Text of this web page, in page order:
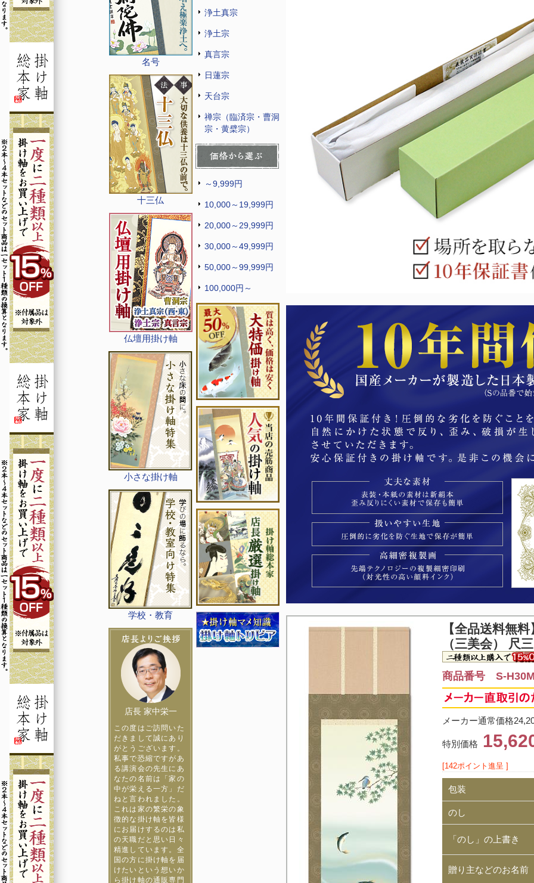
名号
十三仏
仏壇用掛け軸
小さな掛け軸
学校・教育
店長 家中栄一
この度はご訪問いた
だきまして誠にあり
がとうございます。
私事で恐縮ですがあ
る講演会の先生にあ
なたの名前は「家の
中が栄える一方」だ
ねと言われました。
これは家の繁栄の象
徴的な掛け軸を皆様
にお届けするのは私
の天職だと思い日々
精進しています。全
国の方に掛け軸を届
けたいという想いか
ら掛け軸の通販専門
浄土真宗
浄土宗
真言宗
日蓮宗
天台宗
禅宗（臨済宗・曹洞
宗・黄檗宗）
～9,999円
10,000～19,999円
20,000～29,999円
30,000～49,999円
50,000～99,999円
100,000円～
【全品送料無料
（三美会） 尺
商品番号 S-
メーカー通常価格
特別価格
[142ポイント進呈 ]
包装
のし
「のし」の上書き
贈り主などのお名前